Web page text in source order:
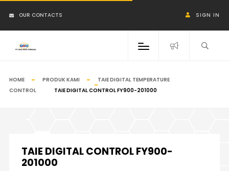
OUR CONTACTS SIGN IN
HOME PRODUK KAMI
TAIE DIGITAL TEMPERATURE
CONTROL
TAIE DIGITAL CONTROL FY900-201000
TAIE DIGITAL CONTROL FY900-
201000